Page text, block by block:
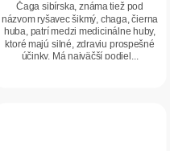
5
hviezdičiek.
Čaga sibírska, známa tiež pod
názvom ryšavec šikmý, chaga, čierna
huba, patrí medzi medicinálne huby,
ktoré majú silné, zdraviu prospešné
účinky. Má najväčší podiel...